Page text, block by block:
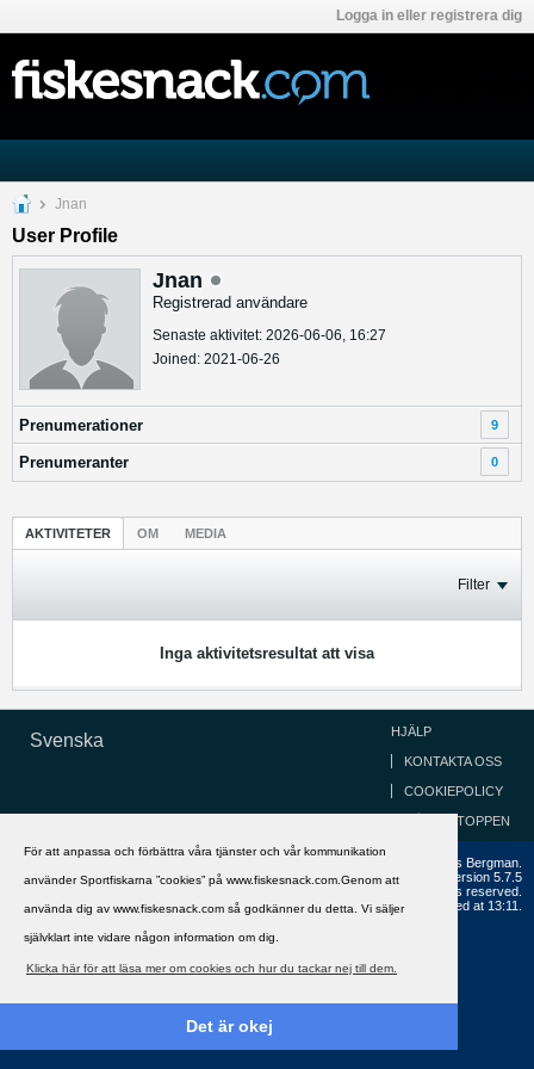
För att anpassa och förbättra våra tjänster och vår kommunikation
använder Sportfiskarna ”cookies” på www.fiskesnack.com.Genom att
använda dig av www.fiskesnack.com så godkänner du detta. Vi säljer
självklart inte vidare någon information om dig.
Klicka här för att läsa mer om cookies och hur du tackar nej till dem.
Det är okej
Logga in eller registrera dig
Jnan
User Profile
Jnan
Registrerad användare
Senaste aktivitet: 2026-06-06, 16:27
Joined: 2021-06-26
Prenumerationer 9
Prenumeranter 0
AKTIVITETER OM MEDIA
Filter
Inga aktivitetsresultat att visa
Svenska HJÄLP
KONTAKTA OSS
COOKIEPOLICY
GÅ TILL TOPPEN
Copyright ©2002 - 2021, FiskeSnack.com. Grundad 2002 av Anders Bergman.
Powered byvBulletin®
Version 5.7.5
Copyright © 2026 MH Sub I, LLC dba vBulletin. All rights reserved.
All times are GMT+1. This page was generated at 13:11.